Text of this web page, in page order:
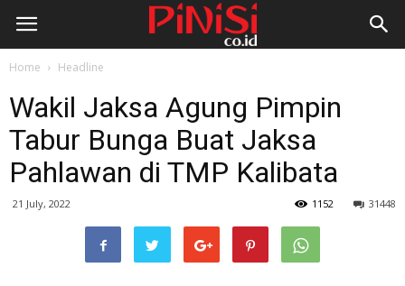
Home Headline
Wakil Jaksa Agung Pimpin
Tabur Bunga Buat Jaksa
Pahlawan di TMP Kalibata
21 July, 2022 31448
1152